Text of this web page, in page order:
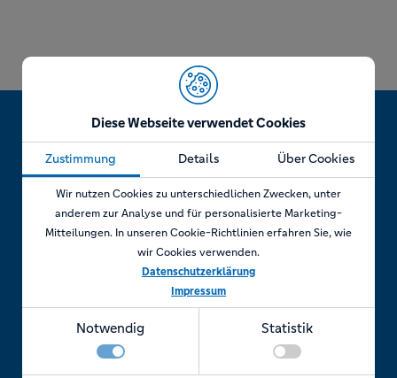
Diese Webseite verwendet Cookies
Zustimmung Details Über Cookies
Wir nutzen Cookies zu unterschiedlichen Zwecken, unter
anderem zur Analyse und für personalisierte Marketing-
Mitteilungen. In unseren Cookie-Richtlinien erfahren Sie, wie
wir Cookies verwenden.
Datenschutzerklärung
Impressum
Notwendig Statistik
Jetzt Termin vereinbaren!
Telefonisch
+49 7841 69 11880